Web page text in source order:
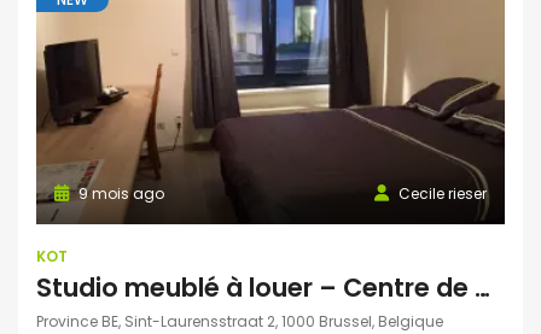
Cecile rieser
9 mois ago
KOT
Studio meublé à louer – Centre de Bruxelles – 700€/mois TOUT COMPRIS
Province BE, Sint-Laurensstraat 2, 1000 Brussel, Belgique